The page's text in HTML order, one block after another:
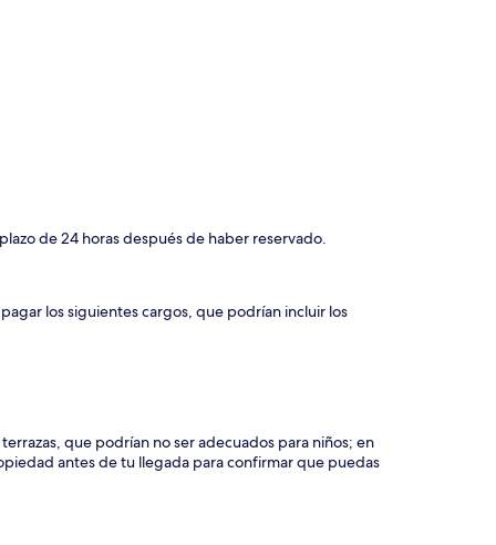
de 24 horas después de haber reservado.
los siguientes cargos, que podrían incluir los
que podrían no ser adecuados para niños; en
antes de tu llegada para confirmar que puedas